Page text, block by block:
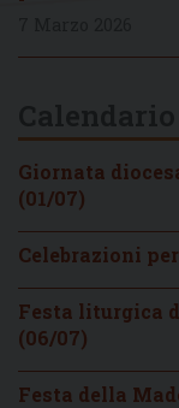
Giornata
(01/07)
Celebrazioni
Festa liturgica
(06/07)
Festa della